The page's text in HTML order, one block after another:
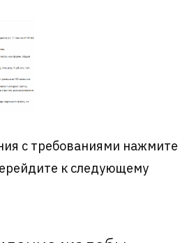
с требованиями нажмите
к следующему